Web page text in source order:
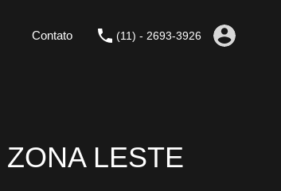
Contato (11) - 2693-3926
LESTE